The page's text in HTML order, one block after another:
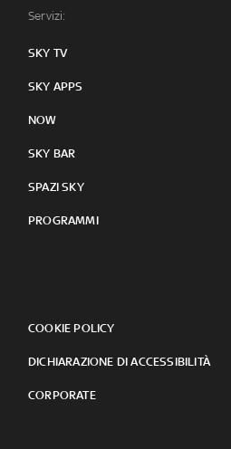
Servizi:
SKY TV
SKY APPS
NOW
SKY BAR
SPAZI SKY
PROGRAMMI
COOKIE POLICY
DICHIARAZIONE DI ACCESSIBILITÀ
CORPORATE